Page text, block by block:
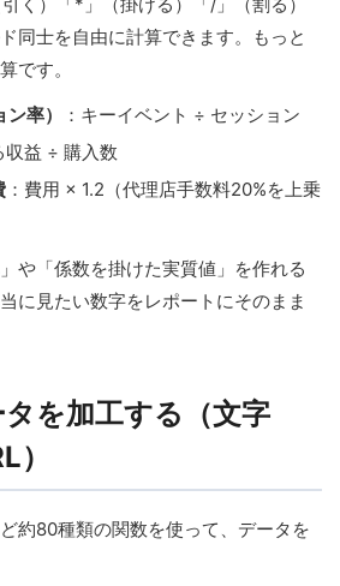
同士を自由に計算できます。もっと
です。
率）
：キーイベント ÷ セッション
収益 ÷ 購入数
：費用 × 1.2（代理店手数料20%を上乗
や「係数を掛けた実質値」を作れる
に見たい数字をレポートにそのまま
を加工する（文字
）
約80種類の関数を使って、データを